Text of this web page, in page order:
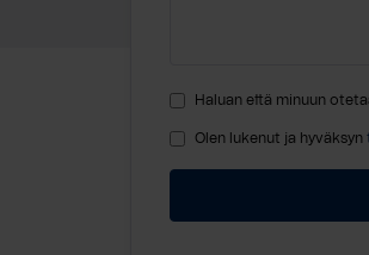
Haluan että minuun
Olen lukenut ja hyväksyn